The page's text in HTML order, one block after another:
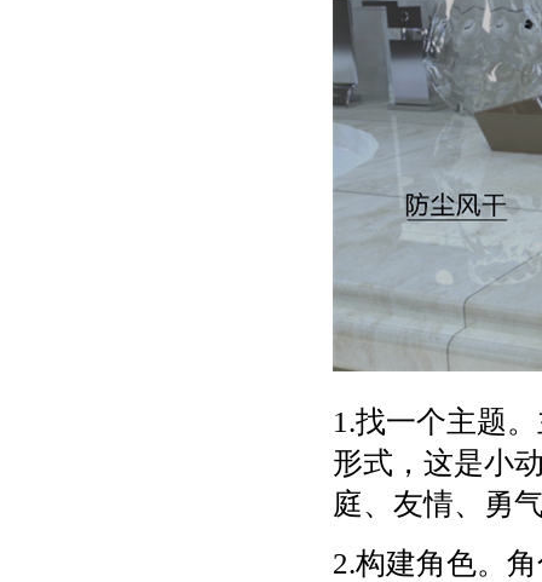
1.找一个主题
形式，这是小
庭、友情、勇
2.构建角色。